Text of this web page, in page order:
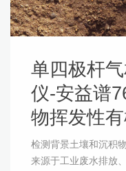
单四极杆
仪-安益谱
物挥发性
检测背景土壤和沉积
来源于工业废水排放